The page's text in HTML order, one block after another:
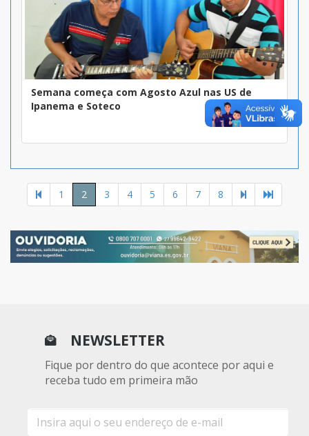
Semana começa com Agosto Azul nas US de
Ipanema e Soteco
1 2 3 4 5 6 7 8
NEWSLETTER
Fique por dentro do que acontece por aqui e
receba tudo em primeira mão
mail